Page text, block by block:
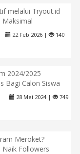
melalui Tryout.id
Maksimal
22 Feb 2026 | 140
2024/2025
Bagi Calon Siswa
28 Mei 2024 | 749
Meroket?
Naik Followers